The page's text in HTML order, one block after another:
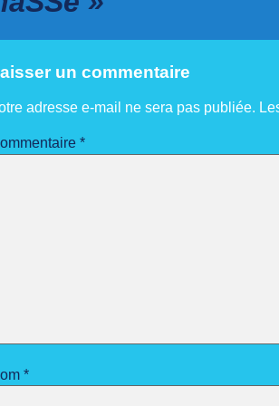
un commentaire
adresse e-mail ne sera pas publiée.
*
*